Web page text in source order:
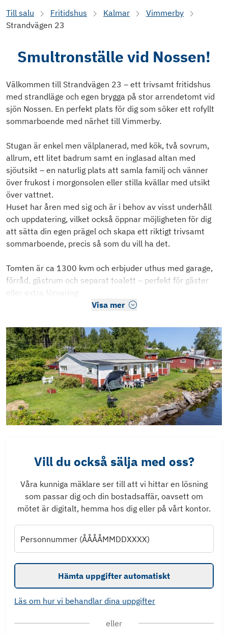
Till salu Fritidshus Kalmar
Vimmerby
Strandvägen 23
Smultronställe vid Nossen!
Välkommen till Strandvägen 23 – ett trivsamt fritidshus
med strandläge och egen brygga på stor arrendetomt vid
sjön Nossen. En perfekt plats för dig som söker ett rofyllt
sommarboende med närhet till Vimmerby.
Stugan är enkel men välplanerad, med kök, två sovrum,
allrum, ett litet badrum samt en inglasad altan med
sjöutsikt – en naturlig plats att samla familj och vänner
över frukost i morgonsolen eller stilla kvällar med utsikt
över vattnet.
Huset har åren med sig och är i behov av visst underhåll
och uppdatering, vilket också öppnar möjligheten för dig
att sätta din egen prägel och skapa ett riktigt trivsamt
sommarboende, precis så som du vill ha det.
Tomten är ca 1300 kvm och erbjuder uthus med garage,
förråd, gästrum och separat toalett – perfekt för gäster
eller extra förvaring
Visa mer
Vill du också sälja med oss?
Våra kunniga mäklare ser till att vi hittar en lösning
som passar dig och din bostadsaffär, oavsett om
mötet är digitalt, hemma hos dig eller på vårt kontor.
Personnummer (ÅÅÅÅMMDDXXXX)
Hämta uppgifter automatiskt
Läs om hur vi behandlar dina uppgifter
eller